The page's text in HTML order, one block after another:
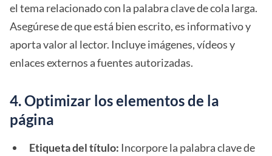
el tema relacionado con la palabra clave de cola larga.
Asegúrese de que está bien escrito, es informativo y
aporta valor al lector. Incluye imágenes, vídeos y
enlaces externos a fuentes autorizadas.
4. Optimizar los elementos de la
página
Etiqueta del título: Incorpore la palabra clave de